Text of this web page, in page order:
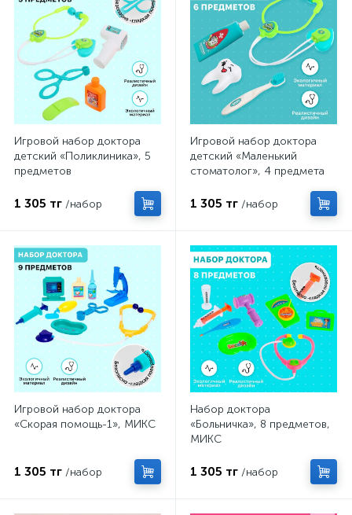
Игровой набор доктора
детский «Поликлиника», 5
предметов
1 305 тг /набор
Игровой набор доктора
детский «Маленький
стоматолог», 4 предмета
1 305 тг /набор
Игровой набор доктора
«Скорая помощь-1», МИКС
1 305 тг /набор
Набор доктора
«Больничка», 8 предметов,
МИКС
1 305 тг /набор